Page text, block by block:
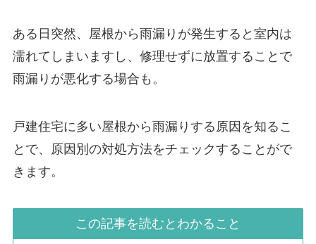
ある日突然、屋根から雨漏りが発生すると室内は
濡れてしまいますし、修理せずに放置することで
雨漏りが悪化する場合も。
戸建住宅に多い屋根から雨漏りする原因を知るこ
とで、原因別の対処方法をチェックすることがで
きます。
この記事を読むとわかること